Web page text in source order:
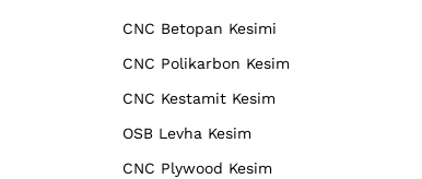
CNC Betopan Kesimi
CNC Polikarbon Kesim
CNC Kestamit Kesim
OSB Levha Kesim
CNC Plywood Kesim